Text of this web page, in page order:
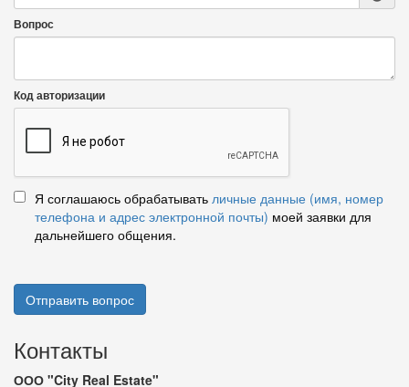
Вопрос
Код авторизации
Я соглашаюсь обрабатывать личные данные (имя, номер
телефона и адрес электронной почты) моей заявки для
дальнейшего общения.
Отправить вопрос
Контакты
ООО "City Real Estate"